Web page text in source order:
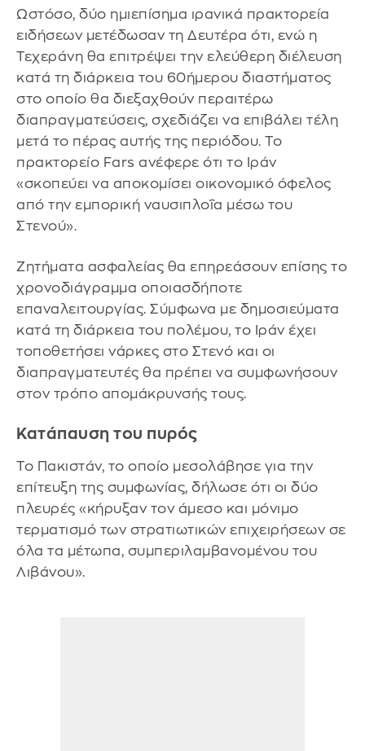
Ωστόσο, δύο ημιεπίσημα ιρανικά πρακτορεία
ειδήσεων μετέδωσαν τη Δευτέρα ότι, ενώ η
Τεχεράνη θα επιτρέψει την ελεύθερη διέλευση
κατά τη διάρκεια του 60ήμερου διαστήματος
στο οποίο θα διεξαχθούν περαιτέρω
διαπραγματεύσεις, σχεδιάζει να επιβάλει τέλη
μετά το πέρας αυτής της περιόδου. Το
πρακτορείο Fars ανέφερε ότι το Ιράν
«σκοπεύει να αποκομίσει οικονομικό όφελος
από την εμπορική ναυσιπλοΐα μέσω του
Στενού».
Ζητήματα ασφαλείας θα επηρεάσουν επίσης το
χρονοδιάγραμμα οποιασδήποτε
επαναλειτουργίας. Σύμφωνα με δημοσιεύματα
κατά τη διάρκεια του πολέμου, το Ιράν έχει
τοποθετήσει νάρκες στο Στενό και οι
διαπραγματευτές θα πρέπει να συμφωνήσουν
στον τρόπο απομάκρυνσής τους.
Κατάπαυση του πυρός
Το Πακιστάν, το οποίο μεσολάβησε για την
επίτευξη της συμφωνίας, δήλωσε ότι οι δύο
πλευρές «κήρυξαν τον άμεσο και μόνιμο
τερματισμό των στρατιωτικών επιχειρήσεων σε
όλα τα μέτωπα, συμπεριλαμβανομένου του
Λιβάνου».